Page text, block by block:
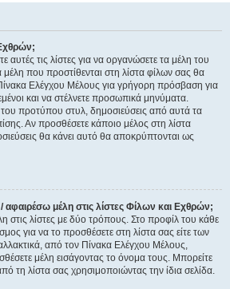
αυτές τις λίστες για να οργανώσετε τα μέλη του
που προστίθενται στη λίστα φίλων σας θα
Ελέγχου Μέλους για γρήγορη πρόσβαση για
και να στέλνετε προσωπικά μηνύματα.
προτύπου στυλ, δημοσιεύσεις από αυτά τα
Αν προσθέσετε κάποιο μέλος στη λίστα
θα κάνει αυτό θα αποκρύπτονται ως
μέλη στις λίστες Φίλων και Εχθρών;
στις λίστες με δύο τρόπους. Στο προφίλ του κάθε
για να το προσθέσετε στη λίστα σας είτε των
από τον Πίνακα Ελέγχου Μέλους,
μέλη εισάγοντας το όνομα τους. Μπορείτε
τη λίστα σας χρησιμοποιώντας την ίδια σελίδα.